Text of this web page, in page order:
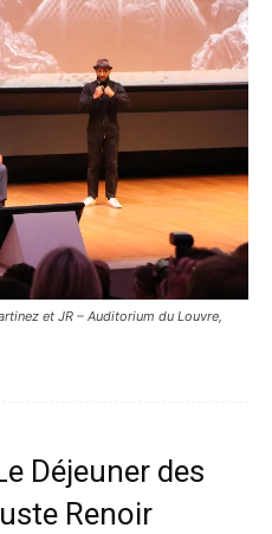
et JR – Auditorium du Louvre,
Déjeuner des
Renoir